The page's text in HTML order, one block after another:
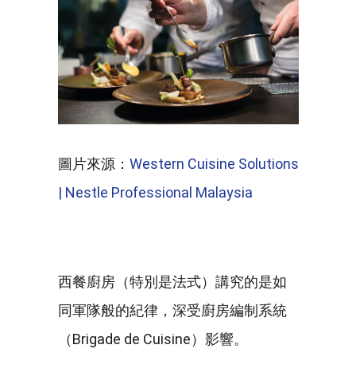
圖片來源： Western Cuisine Solutions
| Nestle Professional Malaysia
西餐廚房（特別是法式）講究的是如
同軍隊般的紀律，深受廚房編制系統
（Brigade de Cuisine）影響。